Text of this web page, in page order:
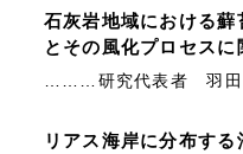
石灰岩地域における
とその風化プロセス
………研究代表者 羽田
リアス海岸に分布す